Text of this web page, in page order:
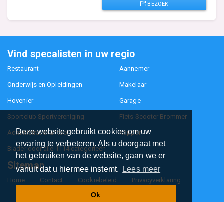
Deze website gebruikt cookies om uw
ervaring te verbeteren. Als u doorgaat met
het gebruiken van de website, gaan we er
vanuit dat u hiermee instemt.
Lees meer
Ok
BEZOEK
Vind specalisten in uw regio
Restaurant Aannemer
Onderwijs en Opleidingen Makelaar
Hovenier Garage
Sportclub Sportvereniging Fiets Scooter Brommer
Administratiekantoor Kapper
Blader door alle 1114 categorieën
Sitemap
Home Contact Cookiebeleid Privacyverklaring